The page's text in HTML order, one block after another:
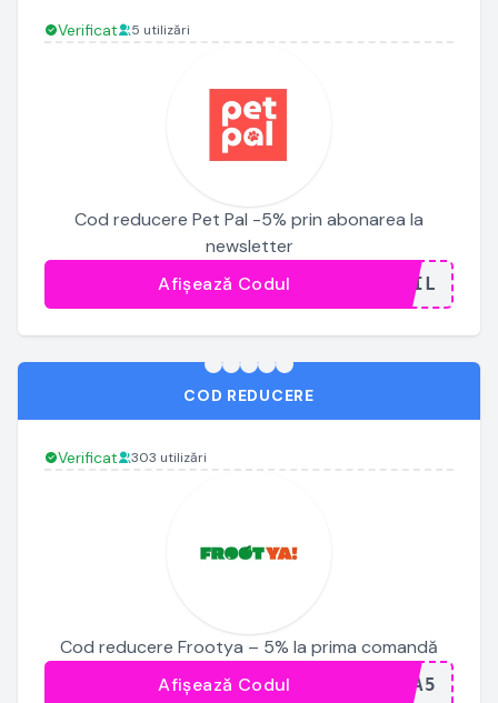
Verificat 5 utilizări
Cod reducere Pet Pal -5% prin abonarea la
newsletter
...AIL
Afișează Codul
COD REDUCERE
Verificat 303 utilizări
Cod reducere Frootya – 5% la prima comandă
...YA5
Afișează Codul